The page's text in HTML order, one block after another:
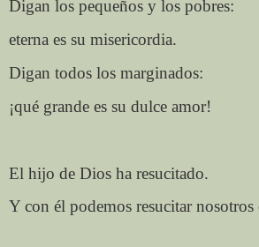
Digan los pequeños y los pobres:
eterna es su misericordia.
Digan todos los marginados:
¡qué grande es su dulce amor!
El hijo de Dios ha resucitado.
Y con él podemos resucitar nosotros